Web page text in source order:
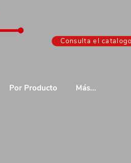
Consulta el
Por Producto Más...